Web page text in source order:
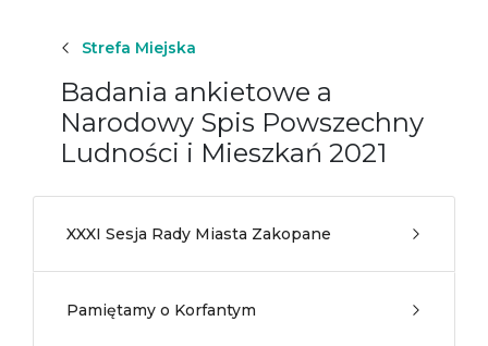
Strefa Miejska
Badania ankietowe a
Narodowy Spis Powszechny
Ludności i Mieszkań 2021
XXXI Sesja Rady Miasta Zakopane
Pamiętamy o Korfantym